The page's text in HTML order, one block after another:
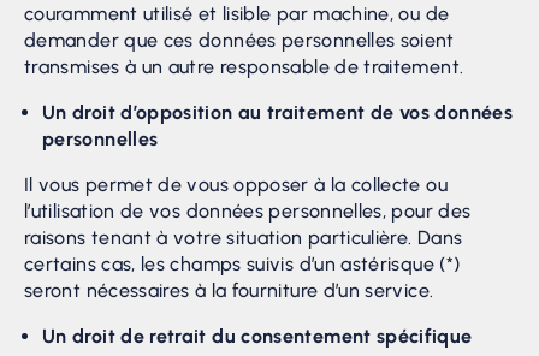
couramment utilisé et lisible par machine, ou de
demander que ces données personnelles soient
transmises à un autre responsable de traitement.
Un droit d’opposition au traitement de vos données
personnelles
Il vous permet de vous opposer à la collecte ou
l’utilisation de vos données personnelles, pour des
raisons tenant à votre situation particulière. Dans
certains cas, les champs suivis d’un astérisque (*)
seront nécessaires à la fourniture d’un service.
Un droit de retrait du consentement spécifique